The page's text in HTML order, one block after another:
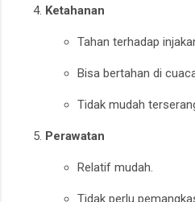
Ketahanan
Tahan terhadap
Bisa bertahan di
Tidak mudah
Perawatan
Relatif mudah.
Tidak perlu